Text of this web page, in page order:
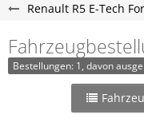
Bestellungen: 1, davon